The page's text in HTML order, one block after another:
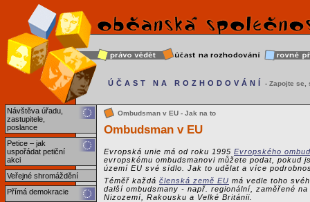
Návštěva úřadu,
zastupitele,
poslance
Petice – jak
uspořádat petiční
akci
Veřejné shromáždění
Přímá demokracie
ÚČAST NA ROZHODOVÁNÍ - Zapojte se,
Ombudsman v EU - Jak na to
Ombudsman v EU
Evropská unie má od roku 1995 Evropského
evropskému ombudsmanovi můžete podat,
území EU své sídlo. Jak to udělat a více
Téměř každá členská země EU má vedle toho
další ombudsmany - např. regionální, zaměřené
Nizozemí, Rakousku a Velké Británii.